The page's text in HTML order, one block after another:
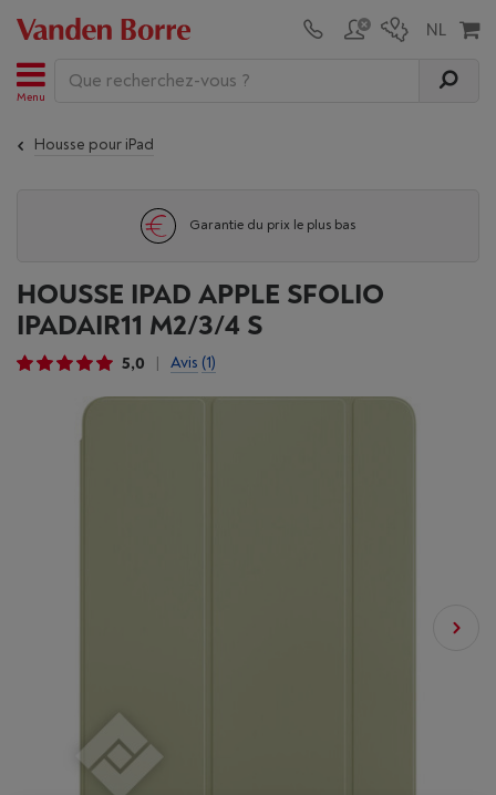
Menu
Housse pour iPad
Garantie du prix le plus bas
HOUSSE IPAD APPLE SFOLIO
IPADAIR11 M2/3/4 S
5,0 Avis (1)